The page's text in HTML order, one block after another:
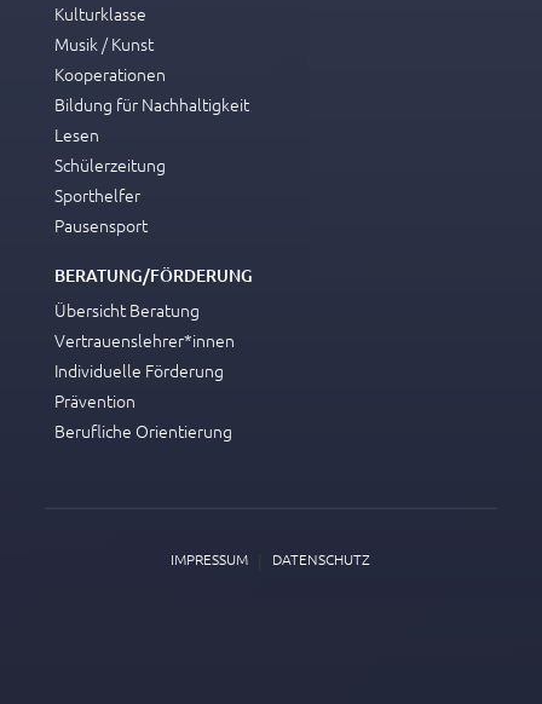
Kulturklasse
Musik / Kunst
Kooperationen
Bildung für Nachhaltigkeit
Lesen
Schülerzeitung
Sporthelfer
Pausensport
BERATUNG/FÖRDERUNG
Übersicht Beratung
Vertrauenslehrer*innen
Individuelle Förderung
Prävention
Berufliche Orientierung
IMPRESSUM DATENSCHUTZ